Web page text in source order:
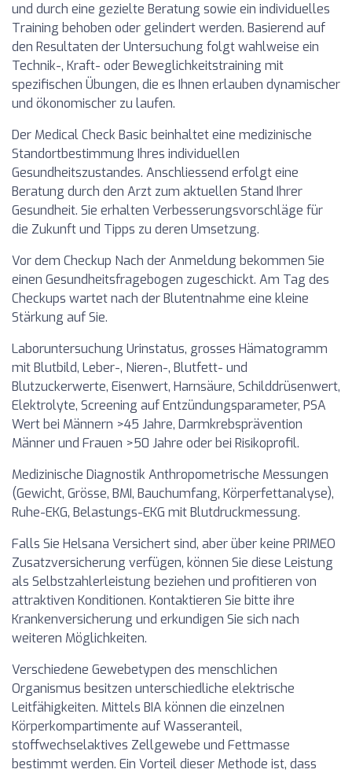
und durch eine gezielte Beratung sowie ein individuelles
Training behoben oder gelindert werden. Basierend auf
den Resultaten der Untersuchung folgt wahlweise ein
Technik-, Kraft- oder Beweglichkeitstraining mit
spezifischen Übungen, die es Ihnen erlauben dynamischer
und ökonomischer zu laufen.
Der Medical Check Basic beinhaltet eine medizinische
Standortbestimmung Ihres individuellen
Gesundheitszustandes. Anschliessend erfolgt eine
Beratung durch den Arzt zum aktuellen Stand Ihrer
Gesundheit. Sie erhalten Verbesserungsvorschläge für
die Zukunft und Tipps zu deren Umsetzung.
Vor dem Checkup Nach der Anmeldung bekommen Sie
einen Gesundheitsfragebogen zugeschickt. Am Tag des
Checkups wartet nach der Blutentnahme eine kleine
Stärkung auf Sie.
Laboruntersuchung Urinstatus, grosses Hämatogramm
mit Blutbild, Leber-, Nieren-, Blutfett- und
Blutzuckerwerte, Eisenwert, Harnsäure, Schilddrüsenwert,
Elektrolyte, Screening auf Entzündungsparameter, PSA
Wert bei Männern >45 Jahre, Darmkrebsprävention
Männer und Frauen >50 Jahre oder bei Risikoprofil.
Medizinische Diagnostik Anthropometrische Messungen
(Gewicht, Grösse, BMI, Bauchumfang, Körperfettanalyse),
Ruhe-EKG, Belastungs-EKG mit Blutdruckmessung.
Falls Sie Helsana Versichert sind, aber über keine PRIMEO
Zusatzversicherung verfügen, können Sie diese Leistung
als Selbstzahlerleistung beziehen und profitieren von
attraktiven Konditionen. Kontaktieren Sie bitte ihre
Krankenversicherung und erkundigen Sie sich nach
weiteren Möglichkeiten.
Verschiedene Gewebetypen des menschlichen
Organismus besitzen unterschiedliche elektrische
Leitfähigkeiten. Mittels BIA können die einzelnen
Körperkompartimente auf Wasseranteil,
stoffwechselaktives Zellgewebe und Fettmasse
bestimmt werden. Ein Vorteil dieser Methode ist, dass